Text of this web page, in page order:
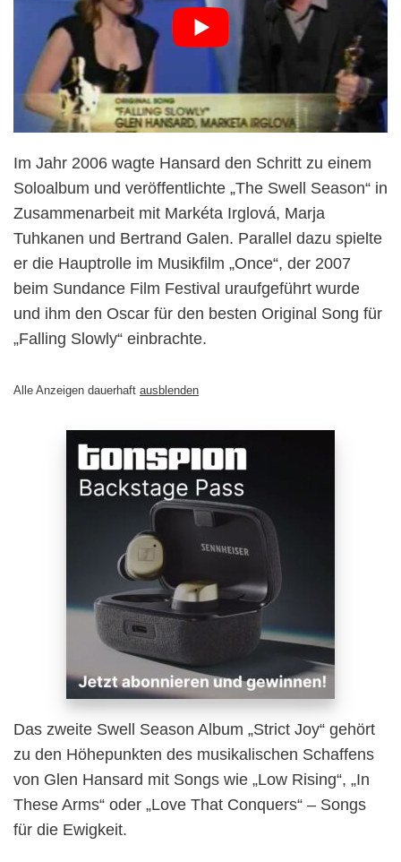
Im Jahr 2006 wagte Hansard den Schritt zu einem
Soloalbum und veröffentlichte „The Swell Season“ in
Zusammenarbeit mit Markéta Irglová, Marja
Tuhkanen und Bertrand Galen. Parallel dazu spielte
er die Hauptrolle im Musikfilm „Once“, der 2007
beim Sundance Film Festival uraufgeführt wurde
und ihm den Oscar für den besten Original Song für
„Falling Slowly“ einbrachte.
Alle Anzeigen dauerhaft ausblenden
Das zweite Swell Season Album „Strict Joy“ gehört
zu den Höhepunkten des musikalischen Schaffens
von Glen Hansard mit Songs wie „Low Rising“, „In
These Arms“ oder „Love That Conquers“ – Songs
für die Ewigkeit.